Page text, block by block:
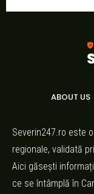
ABOUT US
Severin247.ro este
regionale, validată
Aici găsești
ce se întâmplă în